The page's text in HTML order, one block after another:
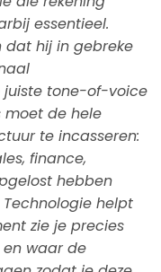
essentieel.
dat hij in gebreke
tone-of-voice
moet de hele
te incasseren:
finance,
hebben
helpt
zie je precies
waar de